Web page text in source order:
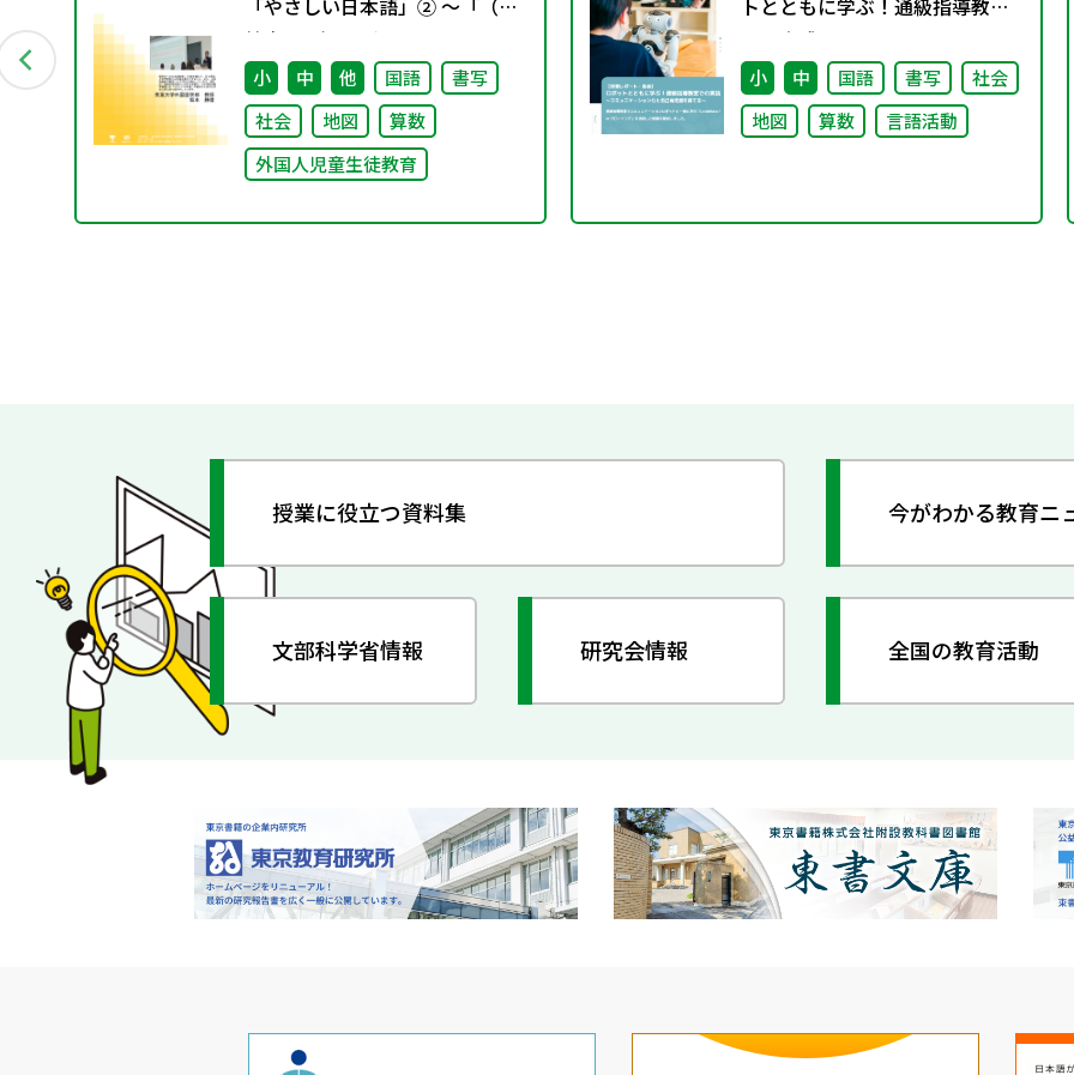
「やさしい日本語」② ～「（学
校内での）子どもたちへのやさ
しい日本語」～
小 中 他 国語
書写
社会
地図
算数
外国人児童生徒教育
トとともに学ぶ！通級指導教室
での実践～コミュニケーション
力と自己肯定感を育てる～
小 中 国語 書写
社会
地図
算数 言語活動
授業に役立つ資料集 今がわかる教育ニ
文部科学省情報 研究会情報 全国の教育活動